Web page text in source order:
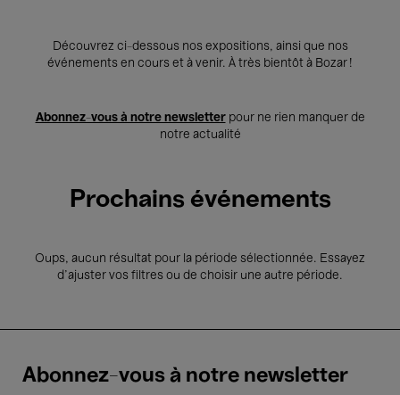
Découvrez ci-dessous nos expositions, ainsi que nos
événements en cours et à venir. À très bientôt à Bozar !
Abonnez-vous à notre newsletterpour ne rien manquer de
notre actualité
Prochains événements
Oups, aucun résultat pour la période sélectionnée. Essayez
d’ajuster vos filtres ou de choisir une autre période.
Abonnez-vous à notre newsletter